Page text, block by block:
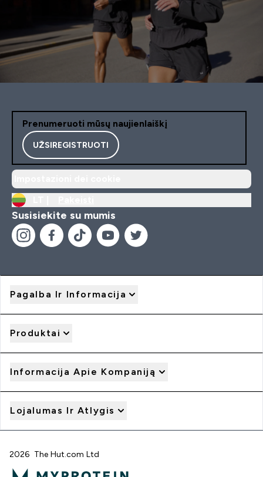
Prenumeruoti mūsų naujienlaiškį
UŽSIREGISTRUOTI
Susisiekite su mumis
Pagalba Ir Informacija
Produktai
Informacija Apie Kompaniją
Lojalumas Ir Atlygis
2026 The Hut.com Ltd